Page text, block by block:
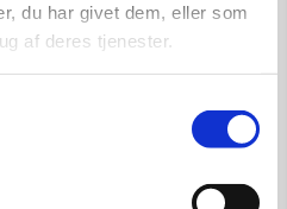
du har givet dem, eller som
af deres tjenester.
udsmykning, der
del af